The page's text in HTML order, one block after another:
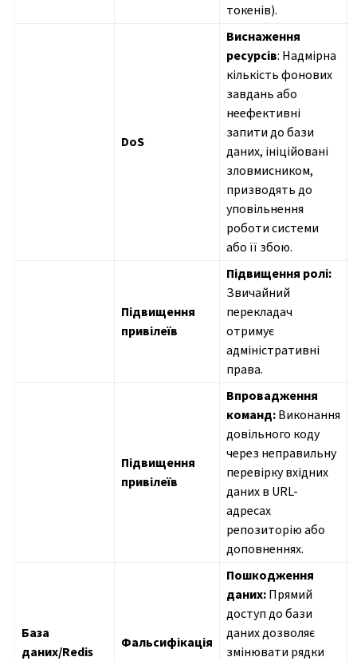
токенів).
DoS
Виснаження
ресурсів: Надмірна
кількість фонових
завдань або
неефективні
запити до бази
даних, ініційовані
зловмисником,
призводять до
уповільнення
роботи системи
або її збою.
Підвищення
привілеїв
Підвищення ролі:
Звичайний
перекладач
отримує
адміністративні
права.
Підвищення
привілеїв
Впровадження
команд:Виконання
довільного коду
через неправильну
перевірку вхідних
даних в URL-
адресах
репозиторію або
доповненнях.
База
даних/Redis
Фальсифікація
Пошкодження
даних:Прямий
доступ до бази
даних дозволяє
змінювати рядки